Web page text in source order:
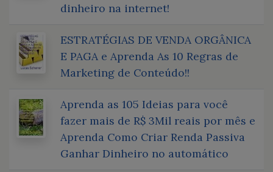
dinheiro na internet!
ESTRATÉGIAS DE VENDA ORGÂNICA
E PAGA e Aprenda As 10 Regras de
Marketing de Conteúdo!!
Aprenda as 105 Ideias para você
fazer mais de R$ 3Mil reais por mês e
Aprenda Como Criar Renda Passiva
Ganhar Dinheiro no automático